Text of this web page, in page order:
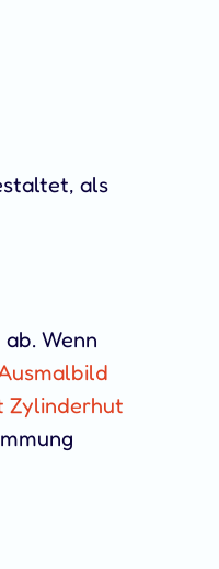
als
Wenn
Zylinderhut